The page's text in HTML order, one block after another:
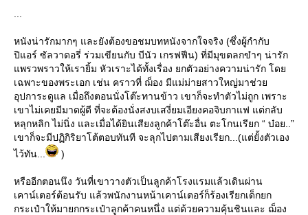
หนังน่ารักมากๆ และยังต้องขอชมบทหนังจากใจจริง (ซึ่งผู้กำกับ
ปิแอร์ ซัลวาดอรี่ ร่วมเขียนกับ บีนัว เกรฟฟีน) ที่มีมุขตลกขำๆ น่ารัก
พรวพราวให้เรายิ้ม หัวเราะได้ทั้งเรื่อง ยกตัวอย่างความน่ารัก โด
เฉพาะของพระเอก เช่น คราวที่ ฌ็อง มีแม่ม่ายสาวใหญ่มาช่ว
อุปการะดูแล เมื่อถึงตอนนั่งโต๊ะทานข้าว เขาก็จะทำตัวไม่ถูก เพราะ
เขาไม่เคยมีมาดผู้ดี ที่จะต้องนั่งสงบเสงี่ยมเอียงคอจิบกาแฟ แต่กลับ
หลุกหลิก ไม่นิ่ง และเมื่อได้ยินเสียงลูกค้าโต๊ะอื่น ตะโกนเรียก “ บ๋อย..”
เขาก็จะมีปฏิกิริยาโต้ตอบทันที จะลุกไปตามเสียงเรียก...(แต่ยั้งตัวเอง
ไว้ทัน...
)
หรืออีกตอนนึง วันที่เขาวางตัวเป็นลูกค้าโรงแรมแล้วเดินผ่าน
เคาน์เตอร์ต้อนรับ แล้วพนักงานหน้าเคาน์เตอร์ก็ร้องเรียกเด็กยก
กระเป๋าให้มายกกระเป๋าลูกค้าคนหนึ่ง แต่ด้วยความคุ้นชินและ ฌ็อง